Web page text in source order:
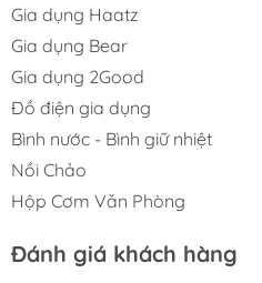
Gia dụng Haatz
Gia dụng Bear
Gia dụng 2Good
Đồ điện gia dụng
Bình nước - Bình giữ nhiệt
Nồi Chảo
Hộp Cơm Văn Phòng
Đánh giá khách hàng